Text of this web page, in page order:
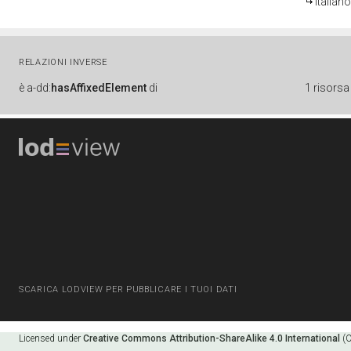
RELAZIONI INVERSE
è a-dd:hasAffixedElement di 1 risorsa
SCARICA LODVIEW PER PUBBLICARE I TUOI DATI
Licensed under Creative Commons Attribution-ShareAlike 4.0 International